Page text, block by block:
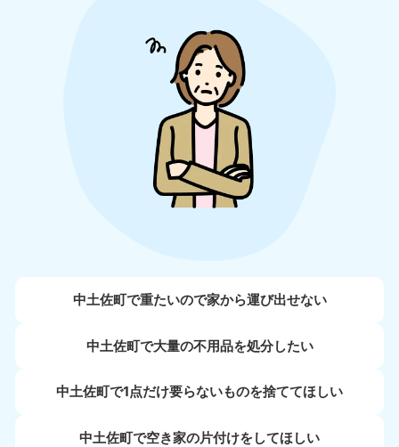
中土佐町で重たいので家から運び出せない
中土佐町で大量の不用品を処分したい
中土佐町で1点だけ要らないものを捨ててほしい
中土佐町で空き家の片付けをしてほしい